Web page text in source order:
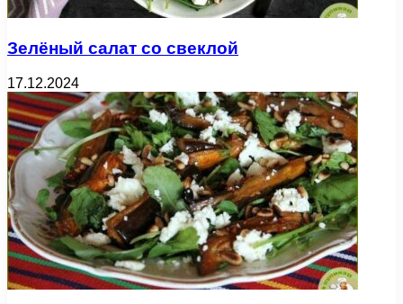
Зелёный салат со свеклой
17.12.2024